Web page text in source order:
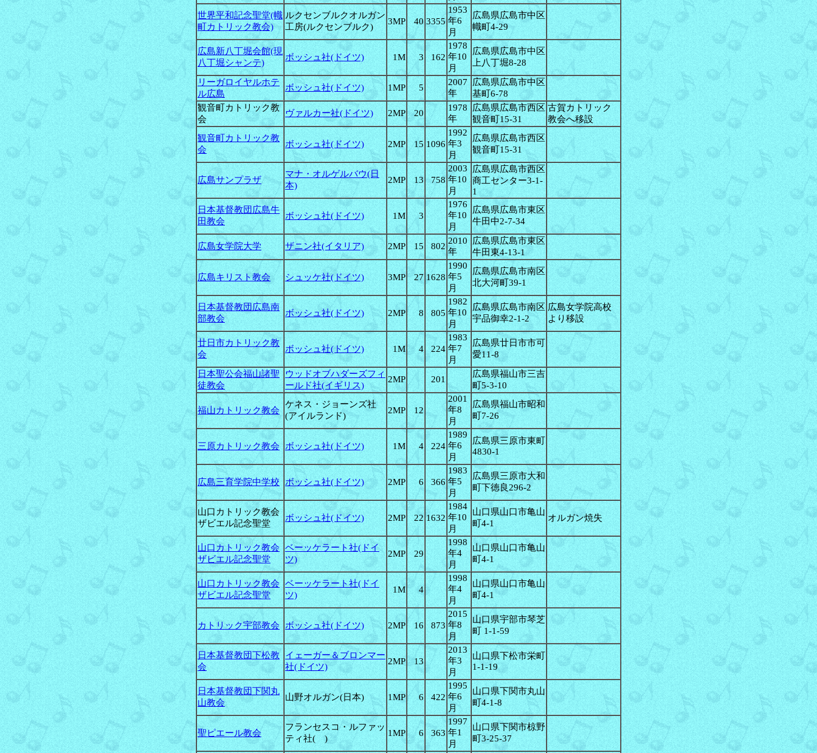
世界平和記念聖堂(幟
町カトリック教会)
ルクセンブルクオルガン
工房(ルクセンブルク)
3MP 40 3355
1953
年6
月
広島県広島市中区
幟町4-29
広島新八丁堀会館(現
八丁堀シャンテ)
ボッシュ社(ドイツ) 1M 3 162
1978
年10
月
広島県広島市中区
上八丁堀8-28
リーガロイヤルホテ
ル広島
ボッシュ社(ドイツ) 1MP 5
2007
年
広島県広島市中区
基町6-78
観音町カトリック教
会
ヴァルカー社(ドイツ) 2MP 20
1978
年
広島県広島市西区
観音町15-31
古賀カトリック
教会へ移設
観音町カトリック教
会
ボッシュ社(ドイツ) 2MP 15 1096
1992
年3
月
広島県広島市西区
観音町15-31
広島サンプラザ
マナ・オルゲルバウ(日
本)
2MP 13 758
2003
年10
月
広島県広島市西区
商工センター3-1-
1
日本基督教団広島牛
田教会
ボッシュ社(ドイツ) 1M 3
1976
年10
月
広島県広島市東区
牛田中2-7-34
広島女学院大学 ザニン社(イタリア) 2MP 15 802
2010
年
広島県広島市東区
牛田東4-13-1
広島キリスト教会 シュッケ社(ドイツ) 3MP 27 1628
1990
年5
月
広島県広島市南区
北大河町39-1
日本基督教団広島南
部教会
ボッシュ社(ドイツ) 2MP 8 805
1982
年10
月
広島県広島市南区
宇品御幸2-1-2
広島女学院高校
より移設
廿日市カトリック教
会
ボッシュ社(ドイツ) 1M 4 224
1983
年7
月
広島県廿日市市可
愛11-8
日本聖公会福山諸聖
徒教会
ウッドオブハダーズフィ
ールド社(イギリス)
2MP 201
広島県福山市三吉
町5-3-10
福山カトリック教会
ケネス・ジョーンズ社
(アイルランド)
2MP 12
2001
年8
月
広島県福山市昭和
町7-26
三原カトリック教会 ボッシュ社(ドイツ) 1M 4 224
1989
年6
月
広島県三原市東町
4830-1
広島三育学院中学校 ボッシュ社(ドイツ) 2MP 6 366
1983
年5
月
広島県三原市大和
町下徳良296-2
山口カトリック教会
ザビエル記念聖堂
ボッシュ社(ドイツ) 2MP 22 1632
1984
年10
月
山口県山口市亀山
町4-1
オルガン焼失
山口カトリック教会
ザビエル記念聖堂
ベーッケラート社(ドイ
ツ)
2MP 29
1998
年4
月
山口県山口市亀山
町4-1
山口カトリック教会
ザビエル記念聖堂
ベーッケラート社(ドイ
ツ)
1M 4
1998
年4
月
山口県山口市亀山
町4-1
カトリック宇部教会 ボッシュ社(ドイツ) 2MP 16 873
2015
年8
月
山口県宇部市琴芝
町 1-1-59
日本基督教団下松教
会
イェーガー＆ブロンマー
社(ドイツ)
2MP 13
2013
年3
月
山口県下松市栄町
1-1-19
日本基督教団下関丸
山教会
山野オルガン(日本) 1MP 6 422
1995
年6
月
山口県下関市丸山
町4-1-8
聖ピエール教会
フランセスコ・ルファッ
ティ社( )
1MP 6 363
1997
年1
月
山口県下関市椋野
町3-25-37